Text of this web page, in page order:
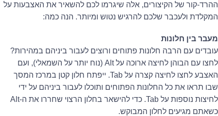
ההרד-קור של הקיצורים, אלה שיגרמו לכם להשאיר את האצבעות על
המקלדת ולעכבר שלכם להרגיש נטוש ומיותר. הנה כמה:
מעבר בין חלונות
עובדים עם הרבה חלונות פתוחים ורוצים לעבור ביניהם במהירות?
לחצו עם הבוהן לחיצה ארוכה על Alt (נוח יותר על השמאלי), ועם
האצבע לחצו לחיצה קצרה על Tab. ייפתח חלון קטן במרכז המסך
שבו תראו את כל החלונות הפתוחים ותוכלו לעבור ביניהם על ידי
לחיצות נוספות על Tab. כדי להישאר בחלון הרצוי שחררו את ה-Alt
כשאתם מגיעים לחלון המבוקש.